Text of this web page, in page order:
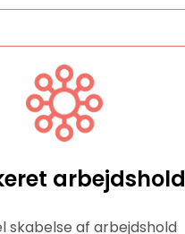
arbejdshold
skabelse af arbejdshold